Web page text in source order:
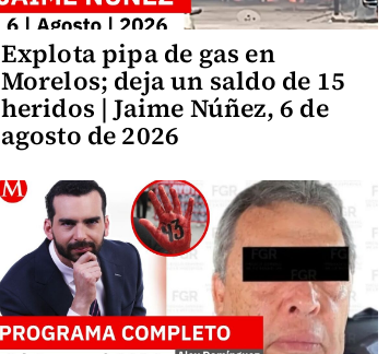
Explota pipa de gas en
Morelos; deja un saldo de 15
heridos | Jaime Núñez, 6 de
agosto de 2026